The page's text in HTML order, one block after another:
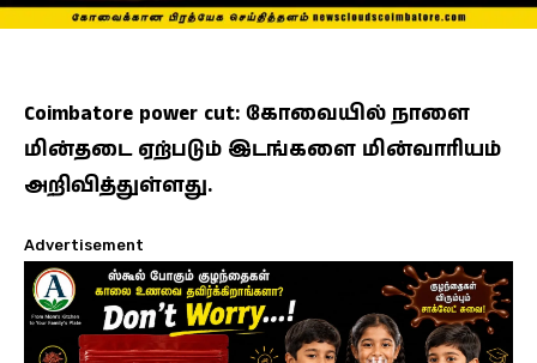
Coimbatore power cut: கோவையில் நாளை
மின்தடை ஏற்படும் இடங்களை மின்வாரியம்
அறிவித்துள்ளது.
Advertisement